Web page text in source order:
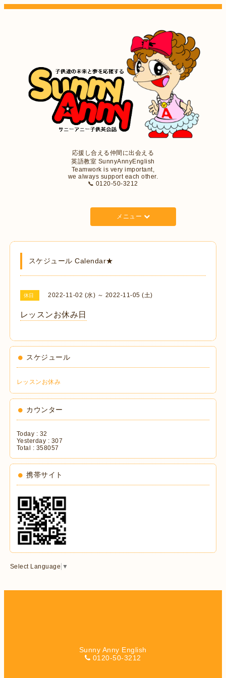
応援し合える仲間に出会える
英語教室 SunnyAnnyEnglish
Teamwork is very important,
we always support each other.
📞 0120-50-3212
メニュー
スケジュール Calendar★
休日 2022-11-02 (水) ～ 2022-11-05 (土)
レッスンお休み日
スケジュール
レッスンお休み
カウンター
Today : 32
Yesterday : 307
Total : 358057
携帯サイト
Select Language ▼
Sunny Anny English
0120-50-3212